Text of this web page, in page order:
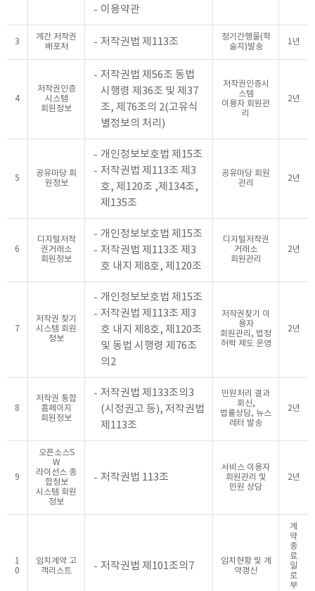
이용약관
3
계간 저작권
배포처
저작권법 제113조
정기간행물(학
술지)발송
1년
4
저작권인증
시스템
회원정보
저작권법 제56조 동법
시행령 제36조 및 제37
조, 제76조의 2(고유식
별정보의 처리)
저작권인증시
스템
이용자 회원관
리
2년
5
공유마당 회
원정보
개인정보보호법 제15조
저작권법 제113조 제3
호, 제120조 ,제134조,
제135조
공유마당 회원
관리
2년
6
디지털저작
권거래소
회원정보
개인정보보호법 제15조
저작권법 제113조 제3
호 내지 제8호, 제120조
디지털저작권
거래소
회원관리
2년
7
저작권 찾기
시스템 회원
정보
개인정보보호법 제15조
저작권법 제113조 제3
호 내지 제8호, 제120조
및 동법 시행령 제76조
의2
저작권찾기 이
용자
회원관리, 법정
허락 제도 운영
2년
8
저작권 통합
홈페이지
회원정보
저작권법 제133조의3
(시정권고 등), 저작권법
제113조
민원처리 결과
회신,
법률상담, 뉴스
레터 발송
2년
9
오픈소스S
W
라이선스 종
합정보
시스템 회원
정보
저작권법 113조
서비스 이용자
회원관리 및
민원 상담
2년
1
0
임치계약 고
객리스트
저작권법 제101조의7
임치현황 및 계
약갱신
계
약
종
료
일
로
부